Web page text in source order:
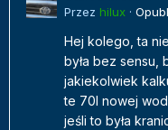
Przez hilux ·
Hej kolego, ta
była bez sensu,
jakiekolwiek
te 70l nowej
jeśli to była